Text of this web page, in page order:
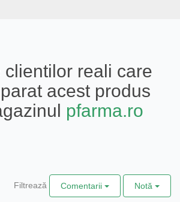
clientilor reali care
acest produs
pfarma.ro
Filtrează Comentarii Notă